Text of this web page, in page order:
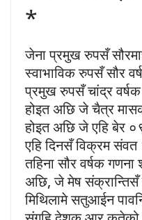
*
जेना प्रमुख रुपसँ
स्वाभाविक रुपसँ सौर
प्रमुख रुपसँ चांद्र
होइत अछि जे चैत्र
होइत अछि जे एहि
एहि दिनसँ विक्रम
तहिना सौर वर्षक
अछि, जे मेष संक्रान्तिसँ
मिथिलामे सतुआईन